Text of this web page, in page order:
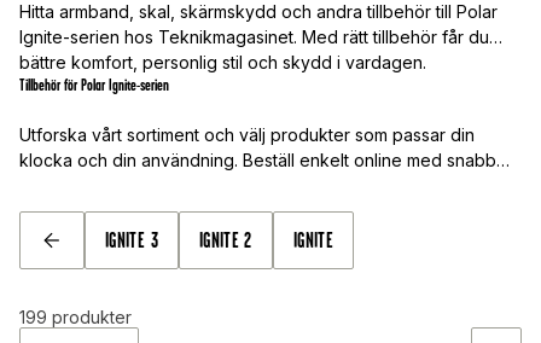
Hitta armband, skal, skärmskydd och andra tillbehör till Polar
Ignite-serien hos Teknikmagasinet. Med rätt tillbehör får du
bättre komfort, personlig stil och skydd i vardagen.
Tillbehör för Polar Ignite-serien
Utforska vårt sortiment och välj produkter som passar din
klocka och din användning. Beställ enkelt online med snabb
TILLBAKA
IGNITE 3 IGNITE 2 IGNITE
199 produkter